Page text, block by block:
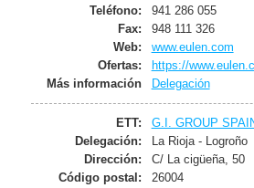
Teléfono:
941 286 055
Fax:
948 111 326
Web:
www.eulen.com
Ofertas:
https://
Más información
Delegación
ETT:
G.I. GROUP
Delegación:
La Rioja - Logroño
Dirección:
C/ La cigüeña, 50
Código postal:
26004